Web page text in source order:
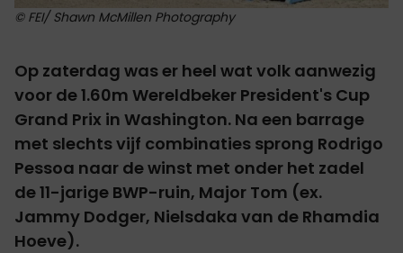
© FEI/ Shawn McMillen Photography
Op zaterdag was er heel wat volk aanwezig
voor de 1.60m Wereldbeker President's Cup
Grand Prix in Washington. Na een barrage
met slechts vijf combinaties sprong Rodrigo
Pessoa naar de winst met onder het zadel
de 11-jarige BWP-ruin, Major Tom (ex.
Jammy Dodger, Nielsdaka van de Rhamdia
Hoeve).